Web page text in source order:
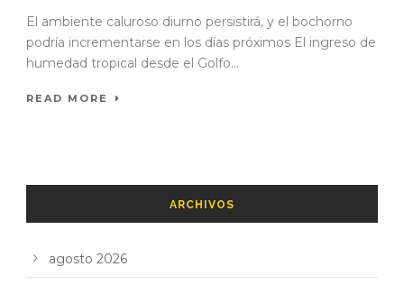
El ambiente caluroso diurno persistirá, y el bochorno
podría incrementarse en los días próximos El ingreso de
humedad tropical desde el Golfo...
READ MORE
ARCHIVOS
agosto 2026